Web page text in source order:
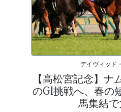
デイヴィッド
【高松宮記念】ナ
のG1挑戦へ、春の
馬集結